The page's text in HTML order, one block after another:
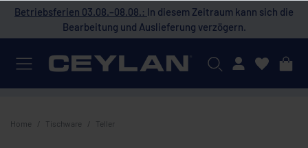
Betriebsferien 03.08.–08.08.: In diesem Zeitraum kann sich die
Bearbeitung und Auslieferung verzögern.
Mein Konto
Home Tischware Teller